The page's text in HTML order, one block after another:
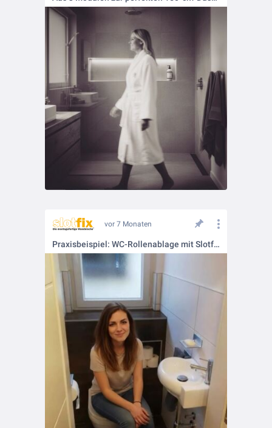
vor 7 Monaten
Praxisbeispiel: WC-Rollenablage mit Slotfix Typ 30x30x10